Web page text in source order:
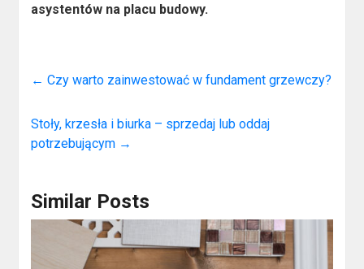
asystentów na placu budowy.
← Czy warto zainwestować w fundament grzewczy?
Stoły, krzesła i biurka – sprzedaj lub oddaj
potrzebującym →
Similar Posts